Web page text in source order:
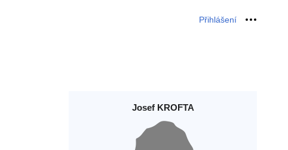
Přihlášení Osobní
Josef KROFTA